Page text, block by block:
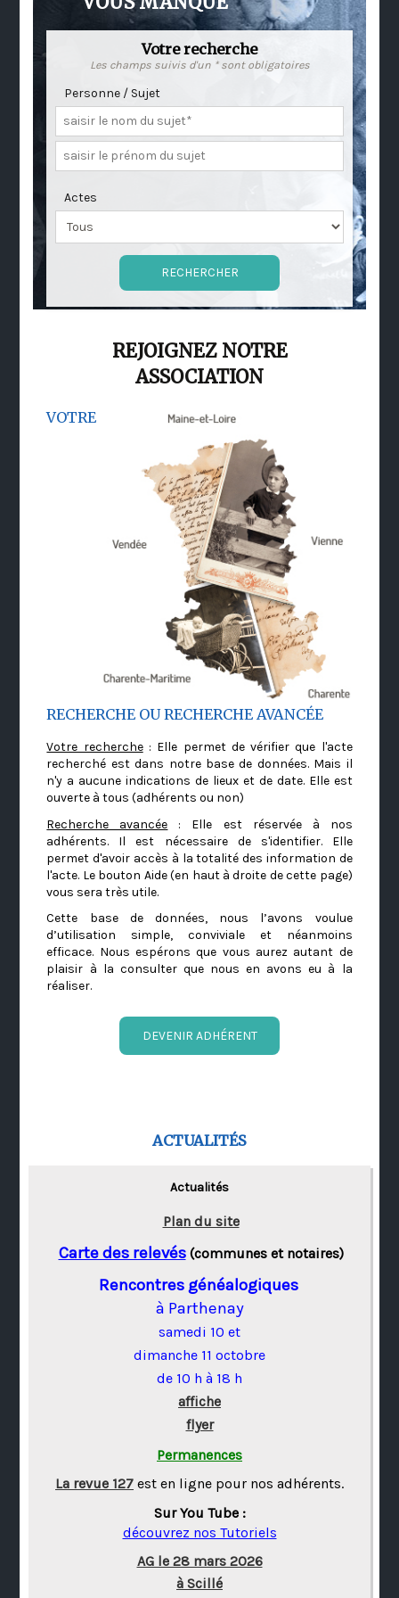
Votre recherche
Les champs suivis d'un * sont obligatoires
Personne / Sujet
Actes
REJOIGNEZ NOTRE
ASSOCIATION
VOTRE
RECHERCHE OU RECHERCHE AVANCÉE
Votre recherche: Elle permet de vérifier que l'acte
recherché est dans notre base de données. Mais il
n'y a aucune indications de lieux et de date. Elle est
ouverte à tous (adhérents ou non)
Recherche avancée : Elle est réservée à nos
adhérents. Il est nécessaire de s'identifier. Elle
permet d'avoir accès à la totalité des information de
l'acte. Le bouton Aide (en haut à droite de cette page)
vous sera très utile.
Cette base de données, nous l’avons voulue
d’utilisation simple, conviviale et néanmoins
efficace. Nous espérons que vous aurez autant de
plaisir à la consulter que nous en avons eu à la
réaliser.
DEVENIR ADHÉRENT
ACTUALITÉS
Actualités
Plan du site
Carte des relevés(communes et notaires)
Rencontres généalogiques
à Parthenay
samedi 10 et
dimanche 11 octobre
de 10 h à 18 h
affiche
flyer
Permanences
La revue 127 est en ligne pour nos adhérents.
Sur You Tube :
découvrez nos Tutoriels
AG le 28 mars 2026
à Scillé